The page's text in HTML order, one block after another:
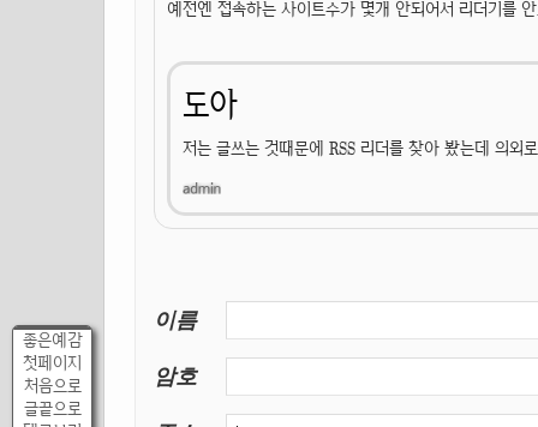
좋은예감
첫페이지
처음으로
글끝으로
예전엔 접속하는 사이트수가 몇개 안되어서 리더기를
도아
저는 글쓰는 것때문에 RSS 리더를 찾아 봤는데 의외
이름
암호